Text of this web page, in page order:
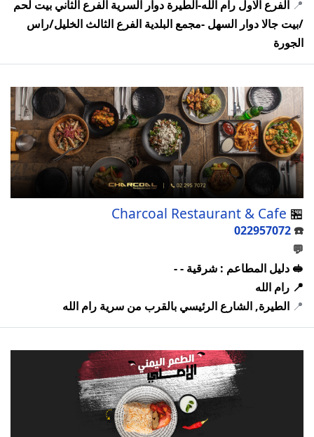
📍 الفرع الاول رام الله-الطيرة دوار السرية الفرع الثاني بيت لحم
/بيت جالا دوار السهل -مجمع البلدية الفرع الثالث الخليل/راس
الجورة
🏪
Charcoal Restaurant & Cafe
☎️
022957072
💬
🥪 دليل المطاعم : شرقية - -
📍 رام الله
📍 الطيرة, الشارع الرئيسي بالقرب من سرية رام الله